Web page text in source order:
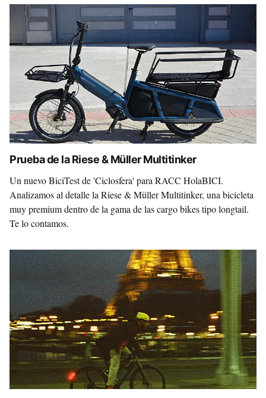
Prueba de la Riese & Müller Multitinker
Un nuevo BiciTest de 'Ciclosfera' para RACC HolaBICI.
Analizamos al detalle la Riese & Müller Multitinker, una bicicleta
muy premium dentro de la gama de las cargo bikes tipo longtail.
Te lo contamos.